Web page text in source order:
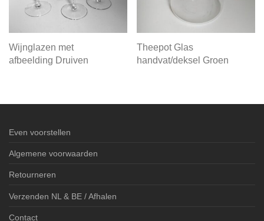
Wijnglazen met
afbeelding Druiven
Theepot Glas
handvat/deksel Groen
Even voorstellen
Algemene voorwaarden
Retourneren
Verzenden NL & BE / Afhalen
Contact